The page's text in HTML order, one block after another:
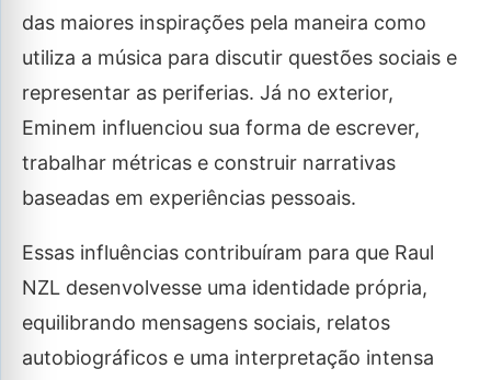
das maiores inspirações pela maneira como
utiliza a música para discutir questões sociais e
representar as periferias. Já no exterior,
Eminem influenciou sua forma de escrever,
trabalhar métricas e construir narrativas
baseadas em experiências pessoais.
Essas influências contribuíram para que Raul
NZL desenvolvesse uma identidade própria,
equilibrando mensagens sociais, relatos
autobiográficos e uma interpretação intensa